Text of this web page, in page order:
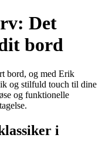
Det
bord
bord, og med Erik
og stilfuld touch til dine
og funktionelle
i